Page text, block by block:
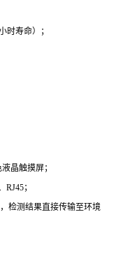
时寿命）；
晶触摸屏；
；
检测结果直接传输至环境